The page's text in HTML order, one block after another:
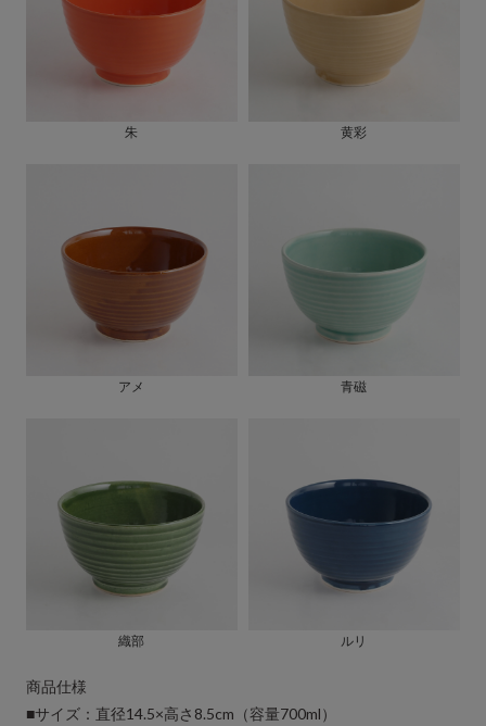
朱 黄彩
アメ 青磁
織部 ルリ
商品仕様
■サイズ：直径14.5×高さ8.5cm（容量700ml）